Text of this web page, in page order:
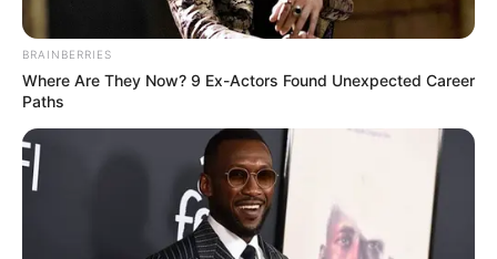
BRAINBERRIES
Where Are They Now? 9 Ex-Actors Found Unexpected Career
Paths